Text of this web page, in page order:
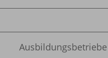
Ausbildungsbetriebe